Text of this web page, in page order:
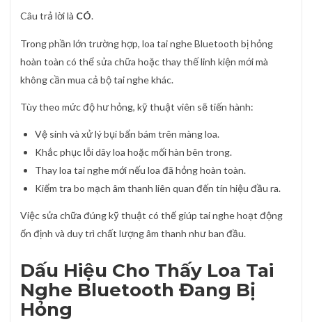
Câu trả lời là CÓ.
Trong phần lớn trường hợp, loa tai nghe Bluetooth bị hỏng
hoàn toàn có thể sửa chữa hoặc thay thế linh kiện mới mà
không cần mua cả bộ tai nghe khác.
Tùy theo mức độ hư hỏng, kỹ thuật viên sẽ tiến hành:
Vệ sinh và xử lý bụi bẩn bám trên màng loa.
Khắc phục lỗi dây loa hoặc mối hàn bên trong.
Thay loa tai nghe mới nếu loa đã hỏng hoàn toàn.
Kiểm tra bo mạch âm thanh liên quan đến tín hiệu đầu ra.
Việc sửa chữa đúng kỹ thuật có thể giúp tai nghe hoạt động
ổn định và duy trì chất lượng âm thanh như ban đầu.
Dấu Hiệu Cho Thấy Loa Tai
Nghe Bluetooth Đang Bị
Hỏng